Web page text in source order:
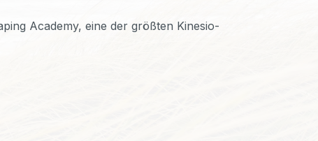
Academy, eine der größten Kinesio-